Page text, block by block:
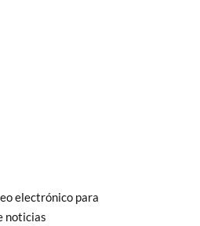
electrónico para
noticias